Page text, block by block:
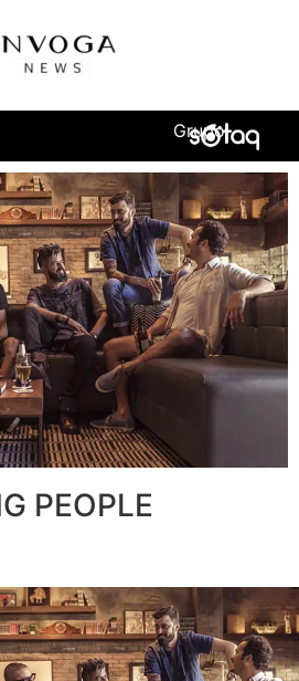
Grupo
PEOPLE